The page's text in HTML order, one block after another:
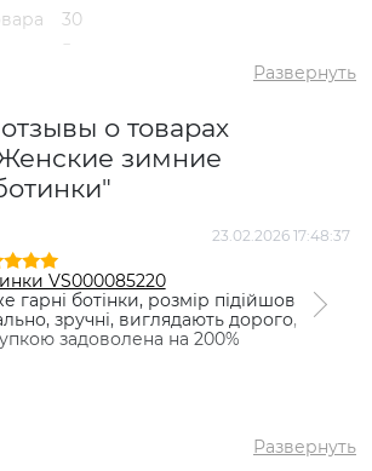
30
5
1550 грн
3684 грн
Развернуть
о товарах
зимние
23.02.2026 17:48:37
VS000085220
гарні ботінки, розмір підійшов
зручні, виглядають дорого,
задоволена на 200%
Развернуть